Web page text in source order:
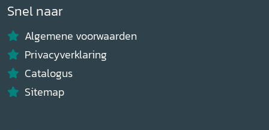
Snel naar
Algemene voorwaarden
Privacyverklaring
Catalogus
Sitemap